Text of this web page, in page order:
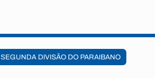
SEGUNDA DIVISÃO DO PARAIBANO